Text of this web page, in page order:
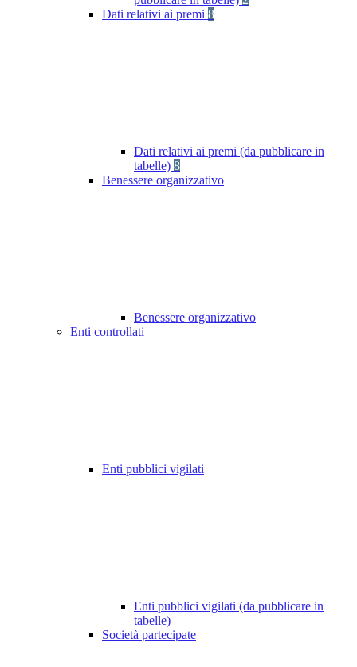
Dati relativi ai premi 8
Dati relativi ai premi (da pubblicare in
tabelle) 8
Benessere organizzativo
Benessere organizzativo
Enti controllati
Enti pubblici vigilati
Enti pubblici vigilati (da pubblicare in
tabelle)
Società partecipate